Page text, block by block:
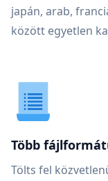
japán, arab,
között egyetlen
Több
Tölts fel